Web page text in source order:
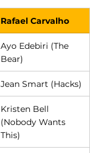
Rafael Carvalho
Ayo Edebiri (The
Bear)
Jean Smart (Hacks)
Kristen Bell
(Nobody Wants
This)